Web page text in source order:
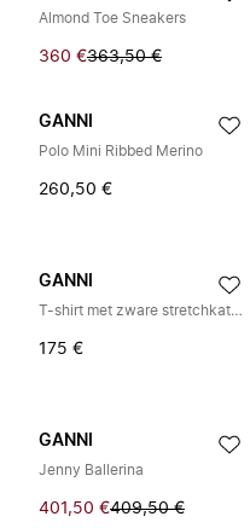
Almond Toe Sneakers
360 €363,50 €
GANNI
Polo Mini Ribbed Merino
260,50 €
GANNI
T-shirt met zware stretchkatoen en gedrapeerde pasvorm
175 €
GANNI
Jenny Ballerina
401,50 €409,50 €